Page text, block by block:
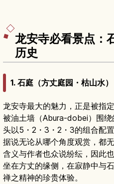
龙安寺必看景点：
历史
1. 石庭（方丈庭园・枯山水）
龙安寺最大的魅力，正是被指
被油土墙（Abura-dobei）围
头以5・2・3・2・3的组合配置
据说无论从哪个角度观赏，都
含义与作者也众说纷纭，因此也
坐在方丈的缘侧，在寂静中与
禅之精神的珍贵体验。